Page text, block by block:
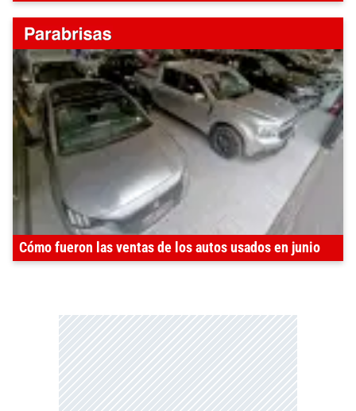
Cómo fueron las ventas de los autos usados en junio